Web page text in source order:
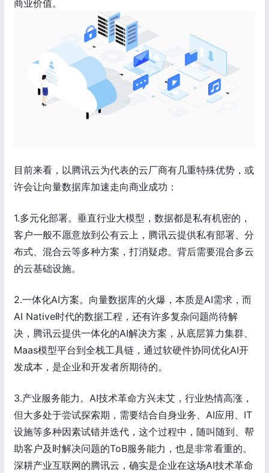
商业价值。
目前来看，以腾讯云为代表的云厂商有几重特殊优势，或
许会让向量数据库加速走向商业成功：
1.多元化部署。垂直行业大模型，数据都是私有机密的，
客户一般不愿意放到公有云上，腾讯云提供私有部署、分
布式、混合云等多种方案，打消疑虑。背后需要混合多云
的云基础设施。
2.一体化AI方案。向量数据库的火爆，本质是AI需求，而
AI Native时代的数据工程，还有许多复杂问题尚待解
决，腾讯云提供一体化的AI解决方案，从底层算力集群、
Maas模型平台到全栈工具链，通过软硬件协同优化AI开
发成本，是企业和开发者所期待的。
3.产业服务能力。AI技术革命方兴未艾，行业热情高涨，
但大多处于尝试探索期，需要结合自身业务、AI应用、IT
设施等多种因素试错并迭代，这个过程中，随叫随到、帮
助客户及时解决问题的ToB服务能力，也是非常看重的。
深耕产业互联网的腾讯云，确实是企业在这场AI技术革命